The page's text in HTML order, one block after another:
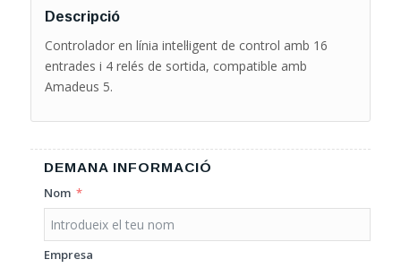
Descripció
Controlador en línia intel·ligent de control amb 16
entrades i 4 relés de sortida, compatible amb
Amadeus 5.
DEMANA INFORMACIÓ
Nom
Empresa